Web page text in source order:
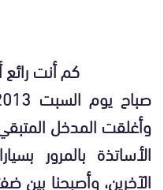
كم أنت رائع
وأغلقت المدخل
الأساتذة بالمرور
الآخرين، وأصبحنا بين